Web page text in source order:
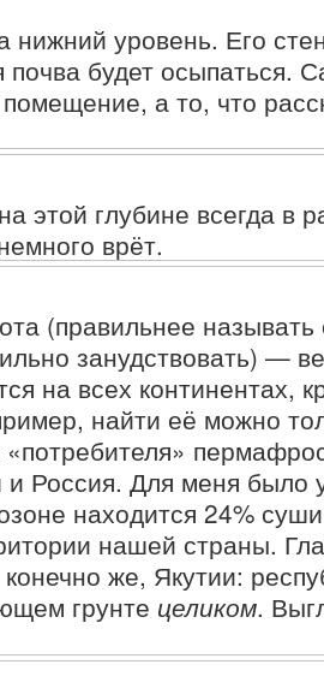
нижний уровень. Его
почва будет осыпаться.
а то, что
этой глубине всегда в
врёт.
(правильнее
занудствовать) —
на всех континентах,
найти её можно
«потребителя»
и Россия. Для меня было
находится 24%
нашей страны.
же, Якутии:
грунте целиком.